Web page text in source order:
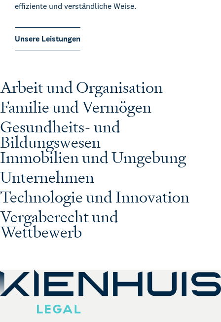
effiziente und verständliche Weise.
Unsere Leistungen
Arbeit und Organisation
Familie und Vermögen
Gesundheits- und
Bildungswesen
Immobilien und Umgebung
Unternehmen
Technologie und Innovation
Vergaberecht und
Wettbewerb